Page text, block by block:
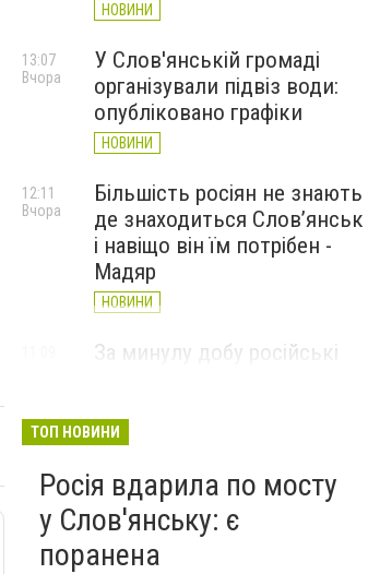
НОВИНИ
У Слов'янській громаді
організували підвіз води:
опубліковано графіки
НОВИНИ
13:07
Вчора
Більшість росіян не знають
де знаходиться Слов’янськ
і навіщо він їм потрібен -
Мадяр
НОВИНИ
12:11
Вчора
За минулу добу російські
великої війни: 6 серпня
ТОП НОВИНИ
Росія вдарила по мосту
у Слов'янську: є
поранена